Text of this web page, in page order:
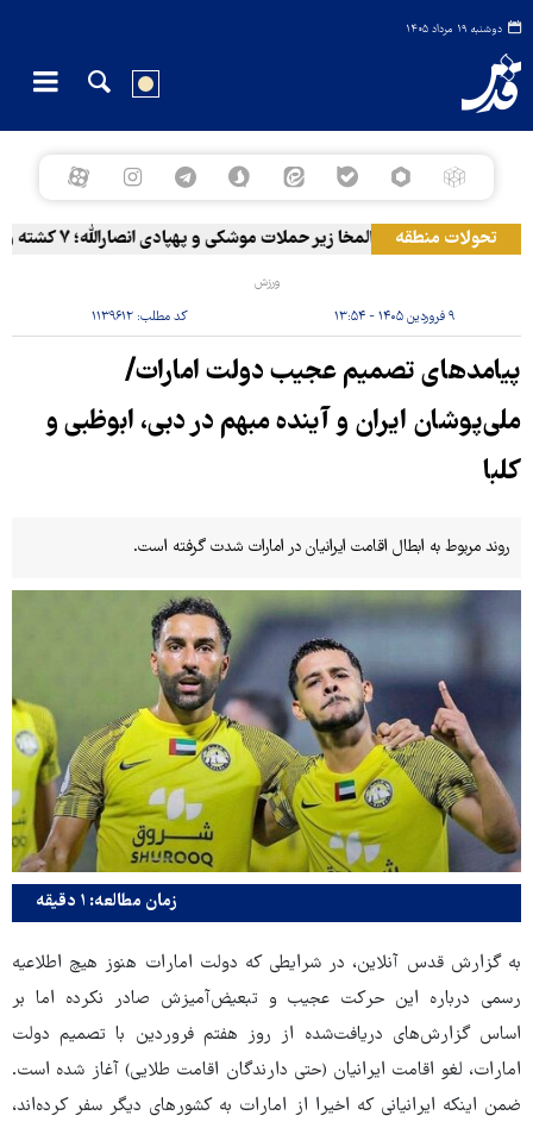
دوشنبه ۱۹ مرداد ۱۴۰۵
تحولات منطقه المخا زیر حملات موشکی و پهپادی انصارالله؛ ۷ کشته و ۳۰ زخمی
ورزش
۹ فروردین ۱۴۰۵ - ۱۳:۵۴ کد مطلب:۱۱۳۹۶۱۲
پیامدهای تصمیم عجیب دولت امارات/
ملی‌پوشان ایران و آینده مبهم در دبی، ابوظبی و
کلبا
روند مربوط به ابطال اقامت ایرانیان در امارات شدت گرفته است.
زمان مطالعه: ۱ دقیقه
به گزارش قدس آنلاین، در شرایطی که دولت امارات هنوز هیچ اطلاعیه
رسمی درباره این حرکت عجیب و تبعیض‌آمیزش صادر نکرده اما بر
اساس گزارش‌های دریافت‌شده از روز هفتم فروردین با تصمیم دولت
امارات، لغو اقامت ایرانیان (حتی دارندگان اقامت طلایی) آغاز شده است.
ضمن اینکه ایرانیانی که اخیرا از امارات به کشورهای دیگر سفر کرده‌اند،